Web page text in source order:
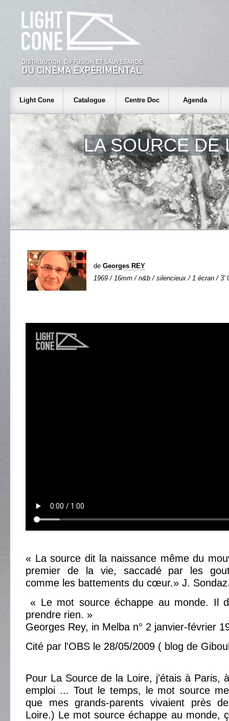
Light Cone Catalogue Centre Doc Agenda
LA SOURCE DE
de Georges REY
1969 / 16mm / n&b / silencieux / 1 écran / 3'
« La source dit la naissance même du
premier de la vie, saccadé par les
comme les battements du cœur.» J.
« Le mot source échappe au monde. Il
prendre rien. »
Georges Rey, in Melba n° 2 janvier-février
Cité par l'OBS le 28/05/2009 ( blog de
Pour La Source de la Loire, j'étais à Paris,
emploi ... Tout le temps, le mot source
que mes grands-parents vivaient près
Loire.) Le mot source échappe au monde,